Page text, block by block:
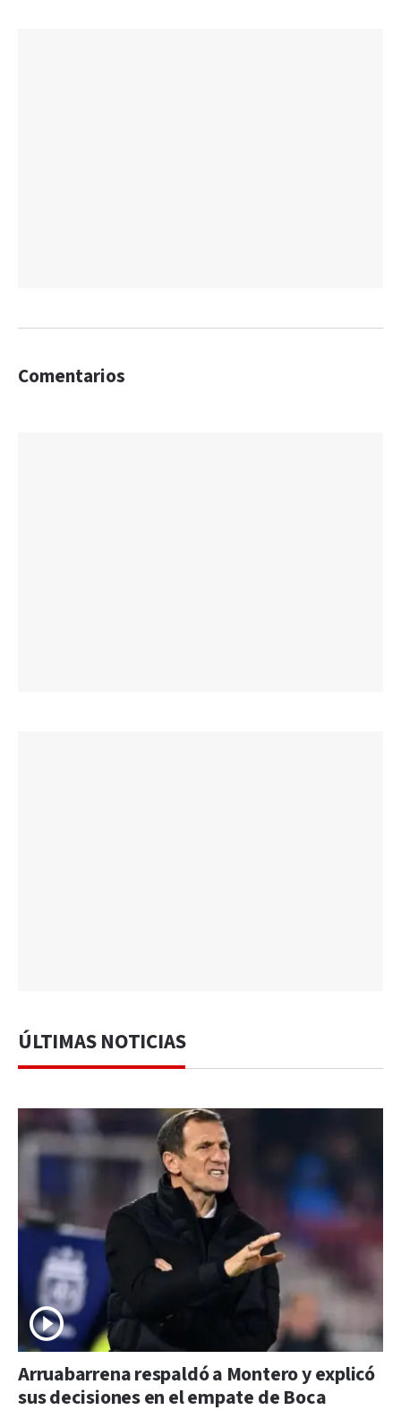
Comentarios
ÚLTIMAS NOTICIAS
Arruabarrena respaldó a Montero y explicó
sus decisiones en el empate de Boca